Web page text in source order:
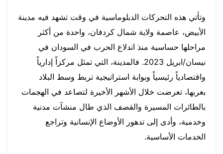
وتأتي هذه التحركات الدبلوماسية في وقت تشهد فيه مدينة
الأبيض، عاصمة ولاية شمال كردفان، واحدة من أكثر
مراحلها حساسية منذ اندلاع الحرب في السودان في
نيسان/ابريل 2023. فالمدينة، التي تمثل مركزاً إدارياً
واقتصادياً رئيسياً وبوابة استراتيجية تربط وسط البلاد
بغربها، تعرضت خلال الأشهر الأخيرة لتصاعد في الهجمات
بالطائرات المسيرة والقصف الذي طال منشآت مدنية
وخدمية، وأدى إلى تدهور الأوضاع الإنسانية وتراجع
الخدمات الأساسية.